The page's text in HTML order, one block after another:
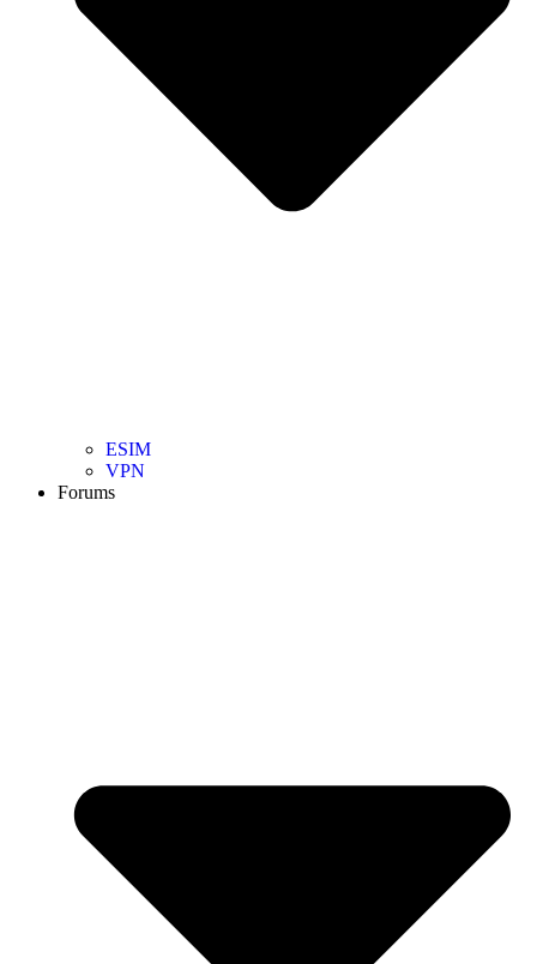
ESIM
VPN
Forums